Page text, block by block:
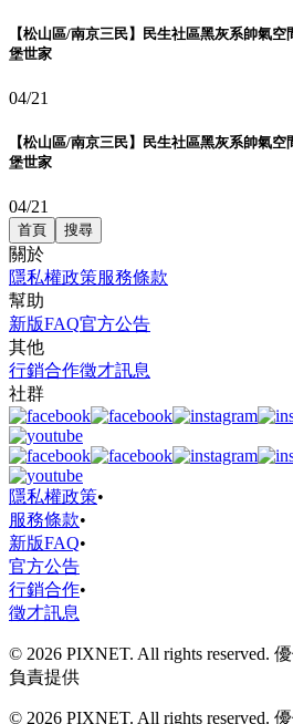
【松山區/南京三民】民生社區黑灰系帥氣
堡世家
04/21
【松山區/南京三民】民生社區黑灰系帥氣
堡世家
04/21
首頁 搜尋
關於
隱私權政策服務條款
幫助
新版FAQ官方公告
其他
行銷合作徵才訊息
社群
隱私權政策•
服務條款•
新版FAQ•
官方公告
行銷合作•
徵才訊息
© 2026 PIXNET. All rights reserved.
負責提供
© 2026 PIXNET. All rights reserved.